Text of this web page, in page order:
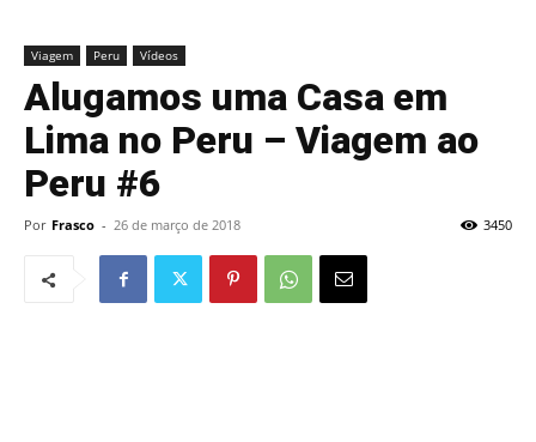
Viagem Peru Vídeos
Alugamos uma Casa em
Lima no Peru – Viagem ao
Peru #6
Por Frasco - 26 de março de 2018 3450